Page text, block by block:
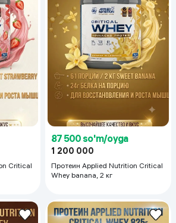
Critical
87 500 so'm/oyga
1 200 000
Протеин Applied Nutrition Critical
Whey banana, 2 кг